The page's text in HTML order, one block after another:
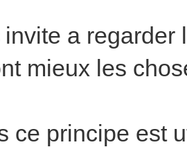
a regarder
mieux les
ce principe est